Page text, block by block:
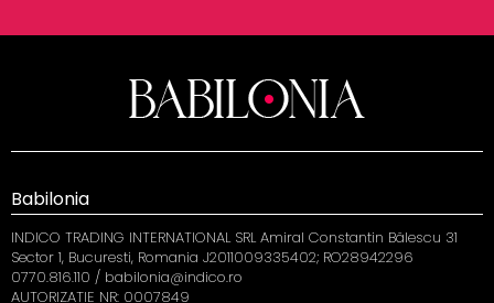
Babilonia
INDICO TRADING INTERNATIONAL SRL Amiral Constantin Bălescu 31
Sector 1, Bucuresti, Romania J2011009335402; RO28942296
0770.816.110 / babilonia@indico.ro
AUTORIZAȚIE NR: 0007849